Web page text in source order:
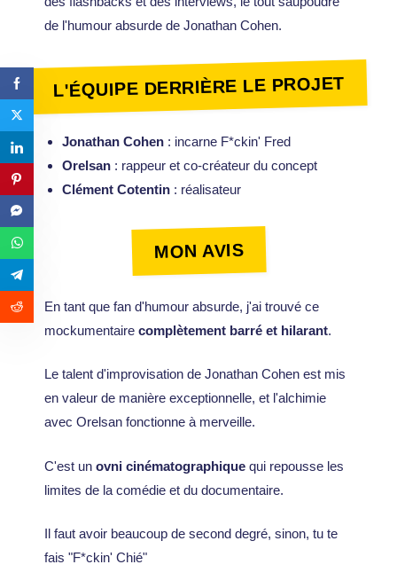
de l'humour absurde de Jonathan Cohen.
L'ÉQUIPE DERRIÈRE LE PROJET
Jonathan Cohen : incarne F*ckin' Fred
Orelsan : rappeur et co-créateur du concept
Clément Cotentin : réalisateur
MON AVIS
En tant que fan d'humour absurde, j'ai trouvé ce
mockumentaire complètement barré et hilarant.
Le talent d'improvisation de Jonathan Cohen est mis
en valeur de manière exceptionnelle, et l'alchimie
avec Orelsan fonctionne à merveille.
C'est un ovni cinématographique qui repousse les
limites de la comédie et du documentaire.
Il faut avoir beaucoup de second degré, sinon, tu te
fais "F*ckin' Chié"